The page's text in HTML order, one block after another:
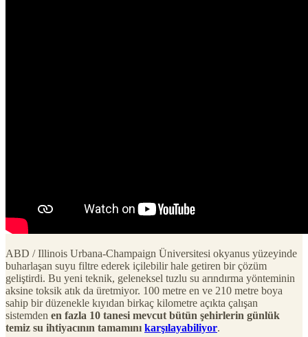
ABD / Illinois Urbana-Champaign Üniversitesi okyanus yüzeyinde
buharlaşan suyu filtre ederek içilebilir hale getiren bir çözüm
geliştirdi. Bu yeni teknik, geleneksel tuzlu su arındırma yönteminin
aksine toksik atık da üretmiyor. 100 metre en ve 210 metre boya
sahip bir düzenekle kıyıdan birkaç kilometre açıkta çalışan
sistemden en fazla 10 tanesi mevcut bütün şehirlerin günlük
temiz su ihtiyacının tamamını karşılayabiliyor.